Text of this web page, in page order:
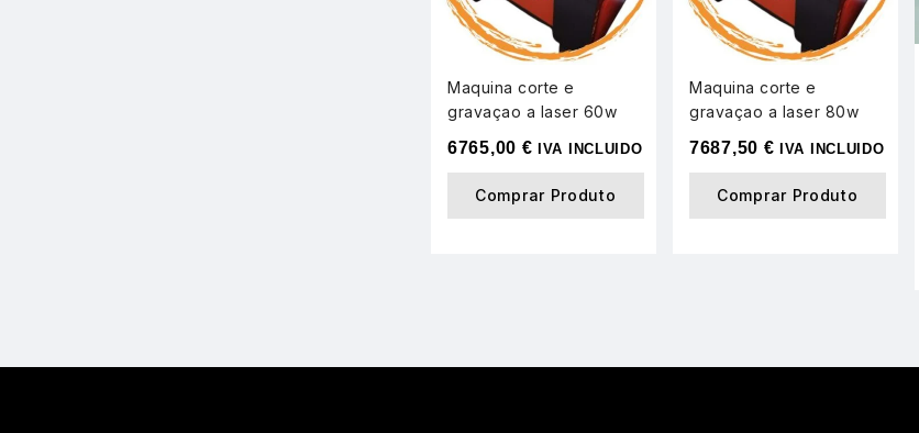
Maquina corte e
gravaçao a laser 60w
6765,00 € IVA INCLUIDO
Comprar Produto
Maquina corte e
gravaçao a laser 80w
7687,50 € IVA INCLUIDO
Comprar Produto